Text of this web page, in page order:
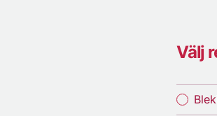
Välj